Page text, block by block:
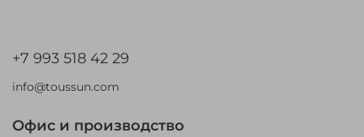
+7 993 518 42 29
info@toussun.com
Офис и производство